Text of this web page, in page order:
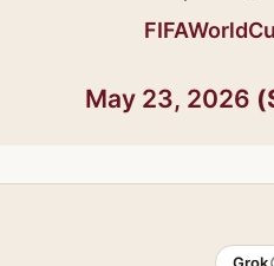
May 23, 2026